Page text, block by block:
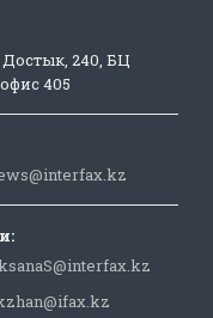
Достык, 240, БЦ
405